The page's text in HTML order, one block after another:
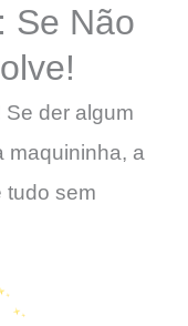
Se Não
der algum
maquininha, a
tudo sem